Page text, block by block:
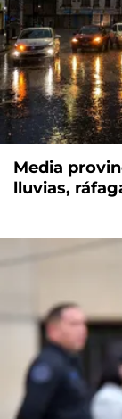
Media
lluvias,